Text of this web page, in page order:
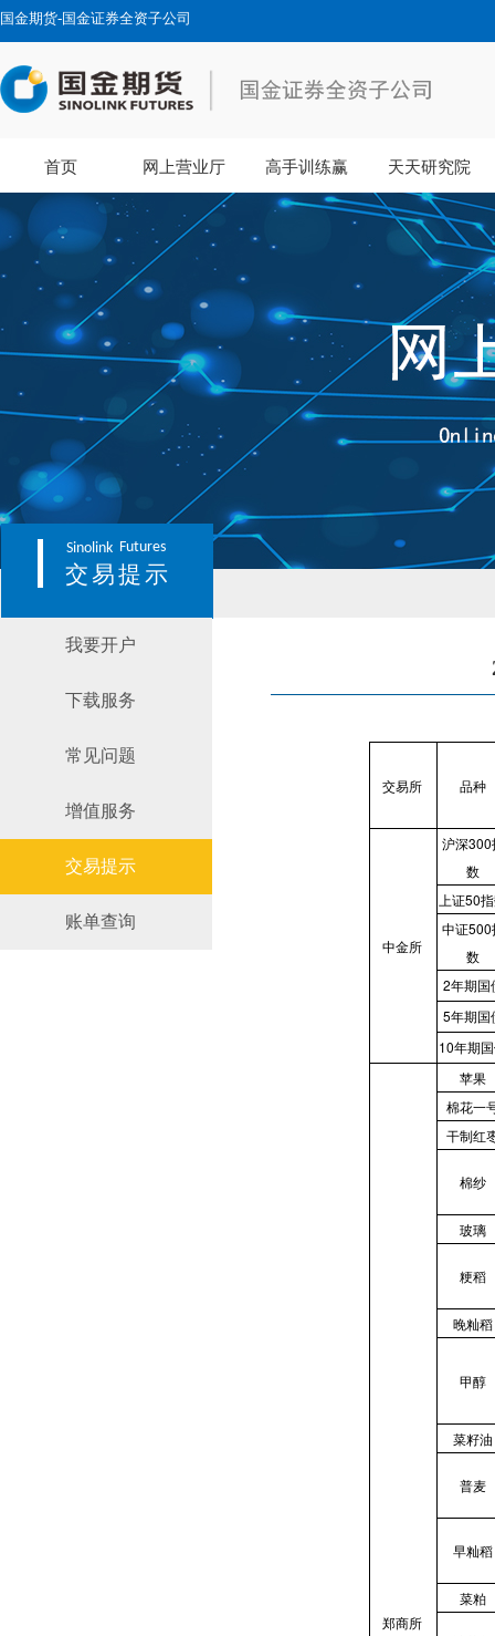
国金期货-国金证券全资子公司
首页 网上营业厅 高手训练赢 天天研究院
Sinolink Futures
交易提示
我要开户
下载服务
常见问题
增值服务
交易提示
账单查询
交易所 品种
中金所
沪深300
数
上证50
中证500
数
2年期国
5年期国
10年期
郑商所
苹果
棉花一
干制红
棉纱
玻璃
粳稻
晚籼稻
甲醇
菜籽油
普麦
早籼稻
菜粕